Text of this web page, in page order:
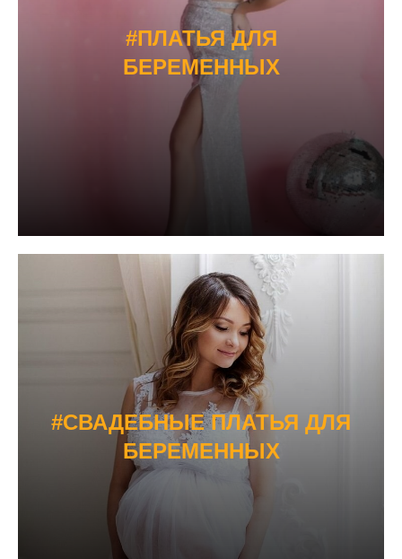
#ПЛАТЬЯ ДЛЯ
БЕРЕМЕННЫХ
#СВАДЕБНЫЕ ПЛАТЬЯ ДЛЯ
БЕРЕМЕННЫХ